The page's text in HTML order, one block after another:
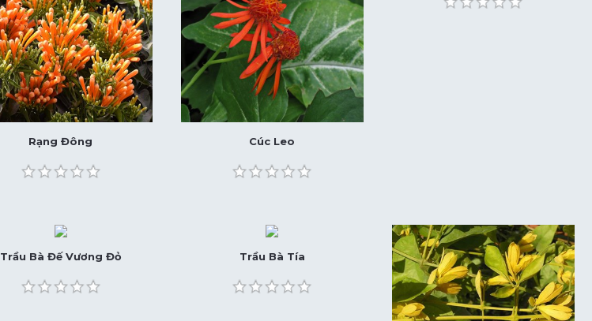
Rạng Đông Cúc Leo
Trầu Bà Đế Vương Đỏ Trầu Bà Tía